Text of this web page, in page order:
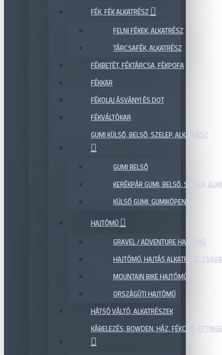
FÉK, FÉK ALKATRÉSZ
FELNI FÉKEK, ALKATRÉSZ
TÁRCSAFÉK, ALKATRÉSZ
FÉKBETÉT, FÉKTÁRCSA, FÉKPOFA
FÉKKAR
FÉKOLAJ ÁSVÁNYI ÉS DOT
FÉKVÁLTÓKAR
GUMI KÜLSŐ, BELSŐ, SZELEP, ALKATRÉSZ
GUMI BELSŐ
KERÉKPÁR GUMI, BELSŐ, SZELEP,
KÜLSŐ GUMI, GUMIKÖPENY
HAJTÓMŰ
GRAVEL / ADVENTURE HAJTÓMŰ
HAJTÓMŰ, HAJTÁS ALKATRÉSZ,
MOUNTAIN BIKE HAJTÓMŰ
ORSZÁGÚTI HAJTÓMŰ
HÁTSÓ VÁLTÓ, ALKATRÉSZEK
KÁBELEZÉS, BOWDEN, HÁZ, FÉKCSŐ,